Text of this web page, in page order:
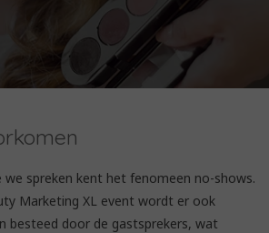
we spreken kent het fenomeen no-shows.
Marketing XL event wordt er ook
besteed door de gastsprekers, wat